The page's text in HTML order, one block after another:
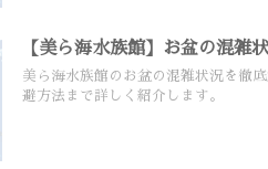
【美ら海水族館】お盆の混雑
美ら海水族館のお盆の混雑状況を徹
避方法まで詳しく紹介します。